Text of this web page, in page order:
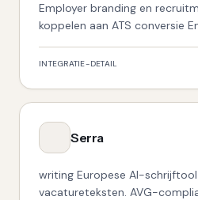
Employer branding en
koppelen aan ATS conversie
branding budgetten en hoog
INTEGRATIE-DETAIL
Serra
writing Europese AI-
vacatureteksten. AVG-